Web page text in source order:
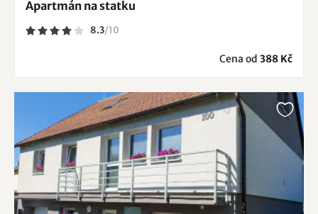
Apartmán na statku
8.3/10
Cena od 388 Kč